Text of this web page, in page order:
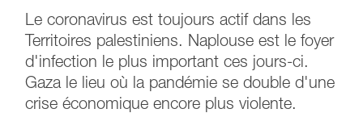
Le coronavirus est toujours actif dans les
Territoires palestiniens. Naplouse est le foyer
d'infection le plus important ces jours-ci.
Gaza le lieu où la pandémie se double d'une
crise économique encore plus violente.